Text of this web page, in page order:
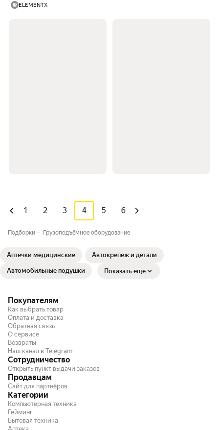
ELEMENTX
1 2 3 4 5 6
Подборки Грузоподъёмное оборудование
Аптечки медицинские Автокрепеж и детали
Автомобильные подушки Показать еще
Покупателям
Как выбрать товар
Оплата и доставка
Обратная связь
О сервисе
Возвраты
Наш канал в Telegram
Сотрудничество
Открыть пункт выдачи заказов
Продавцам
Сайт для партнёров
Категории
Компьютерная техника
Гейминг
Бытовая техника
Аптека